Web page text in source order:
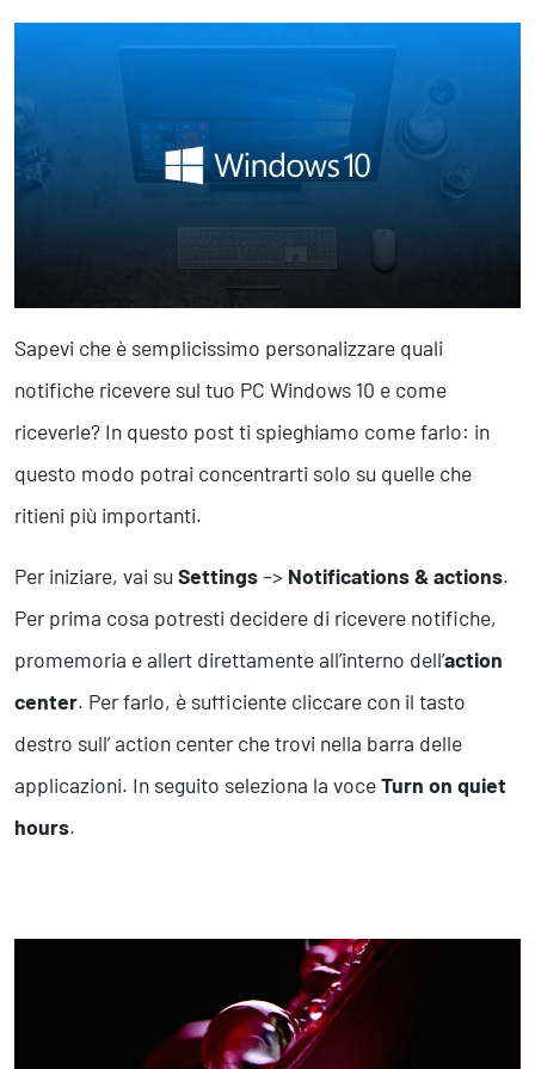
Future
Innovazione
Sostenibilità
Digital
Modern Infrastructure
Produttività & Lavoro in Team
Sicurezza & Conformità
Business Intelligence, Analitiche e Intelligenza Artificiale
Operation
Smart Working
Efficientamento Aziendale
Finanza & Gestione Economica
Risk Management
Sicurezza sul Lavoro
Sapevi che è semplicissimo personalizzare quali
notifiche ricevere sul tuo PC Windows 10 e come
riceverle? In questo post ti spieghiamo come farlo: in
questo modo potrai concentrarti solo su quelle che
ritieni più importanti.
Per iniziare, vai su Settings–> Notifications & actions‌.
Per prima cosa potresti decidere di ricevere notifiche,
promemoria e allert direttamente all’interno dell’action
center. Per farlo, è sufficiente cliccare con il tasto
destro sull’ action center che trovi nella barra delle
applicazioni. In seguito seleziona la voceTurn on quiet
hours.